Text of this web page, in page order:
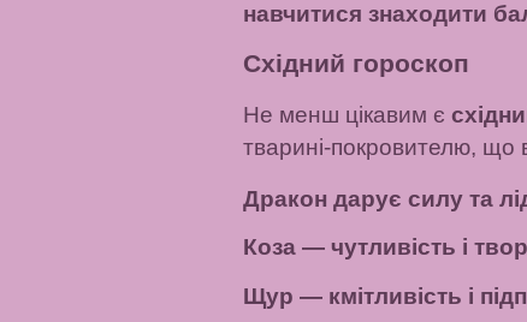
навчитися знаходити
Східний гороскоп
Не менш цікавим є
тварині-покровителю,
Дракон дарує силу та
Коза — чутливість і
Щур — кмітливість і